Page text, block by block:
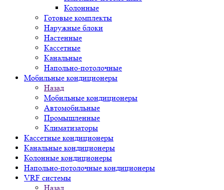
Колонные
Готовые комплекты
Наружные блоки
Настенные
Кассетные
Канальные
Напольно-потолочные
Мобильные кондиционеры
Назад
Мобильные кондиционеры
Автомобильные
Промышленные
Климатизаторы
Кассетные кондиционеры
Канальные кондиционеры
Колонные кондиционеры
Напольно-потолочные кондиционеры
VRF системы
Назад